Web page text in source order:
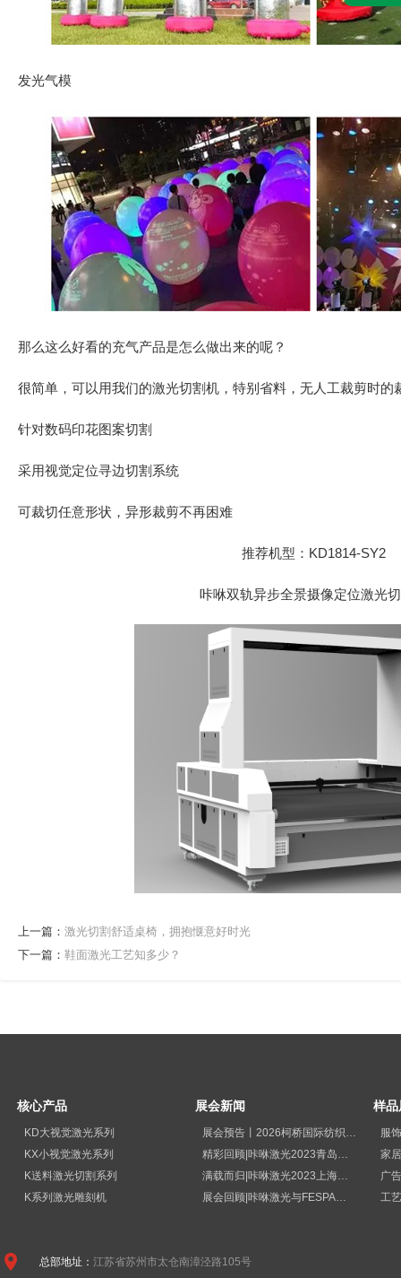
发光气模
那么这么好看的充气产品是怎么做出来的呢？
很简单，可以用我们的激光切割机，特别省料，无人工裁剪时的
针对数码印花图案切割
采用视觉定位寻边切割系统
可裁切任意形状，异形裁剪不再困难
推荐机型：KD1814-SY2
咔咻双轨异步全景摄像定位激光
上一篇： 激光切割舒适桌椅，拥抱惬意好时光
下一篇： 鞋面激光工艺知多少？
核心产品
KD大视觉激光系列
KX小视觉激光系列
K送料激光切割系列
K系列激光雕刻机
展会新闻
展会预告丨2026柯桥国际纺织品印花工业展览会
精彩回顾|咔咻激光2023青岛国际纺织品印花工业展览会再次出圈
满载而归|咔咻激光2023上海广印展精彩回顾！
展会回顾|咔咻激光与FESPA德国展直击现场
样品
服
家
广
工
总部地址： 江苏省苏州市太仓南漳泾路105号